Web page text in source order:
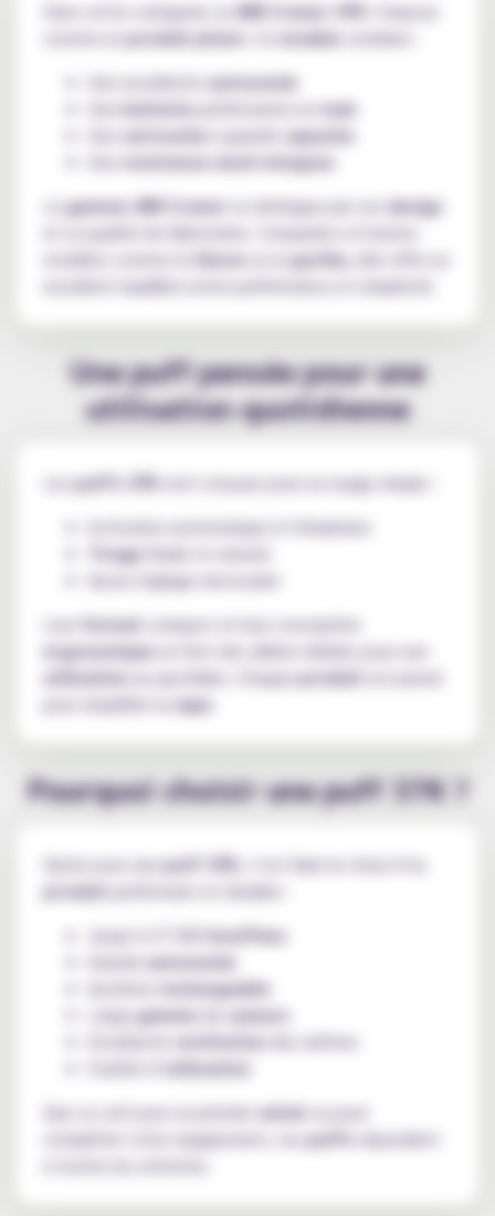
Dans cette catégorie, la JNR Cruiser 37K s’impose
produit phare modele
Une excellenteautonomie
batterie
mah
cartouche
capacite
resistance mesh integree
Lagamme JNR Cruiser se distingue par sondesign
falcon gorilla
excellent équilibre entre performance et simplicité.
Une puff pensée pour une
utilisation quotidienne
Lespuffs 37K sont conçues pour un usage simple :
Activation automatique à l’inhalation
Tirage
Aucun réglage nécessaire
Leur
format compact et leur conception
ergonomique
en font des alliées idéales pour une
utilisation
au quotidien. Chaque produit
vape
Pourquoi choisir une puff 37K ?
Opter pour unepuff 37K , c’est faire le choix d’un
produit
performant et durable :
Jusqu’à 37 000bouffees
autonomie
rechargeable
Large gamme
saveurs
restitution
des arômes
utilisation
Que ce soit pour un premier achat ou pour
compléter votre équipement, ces puffs
répondent